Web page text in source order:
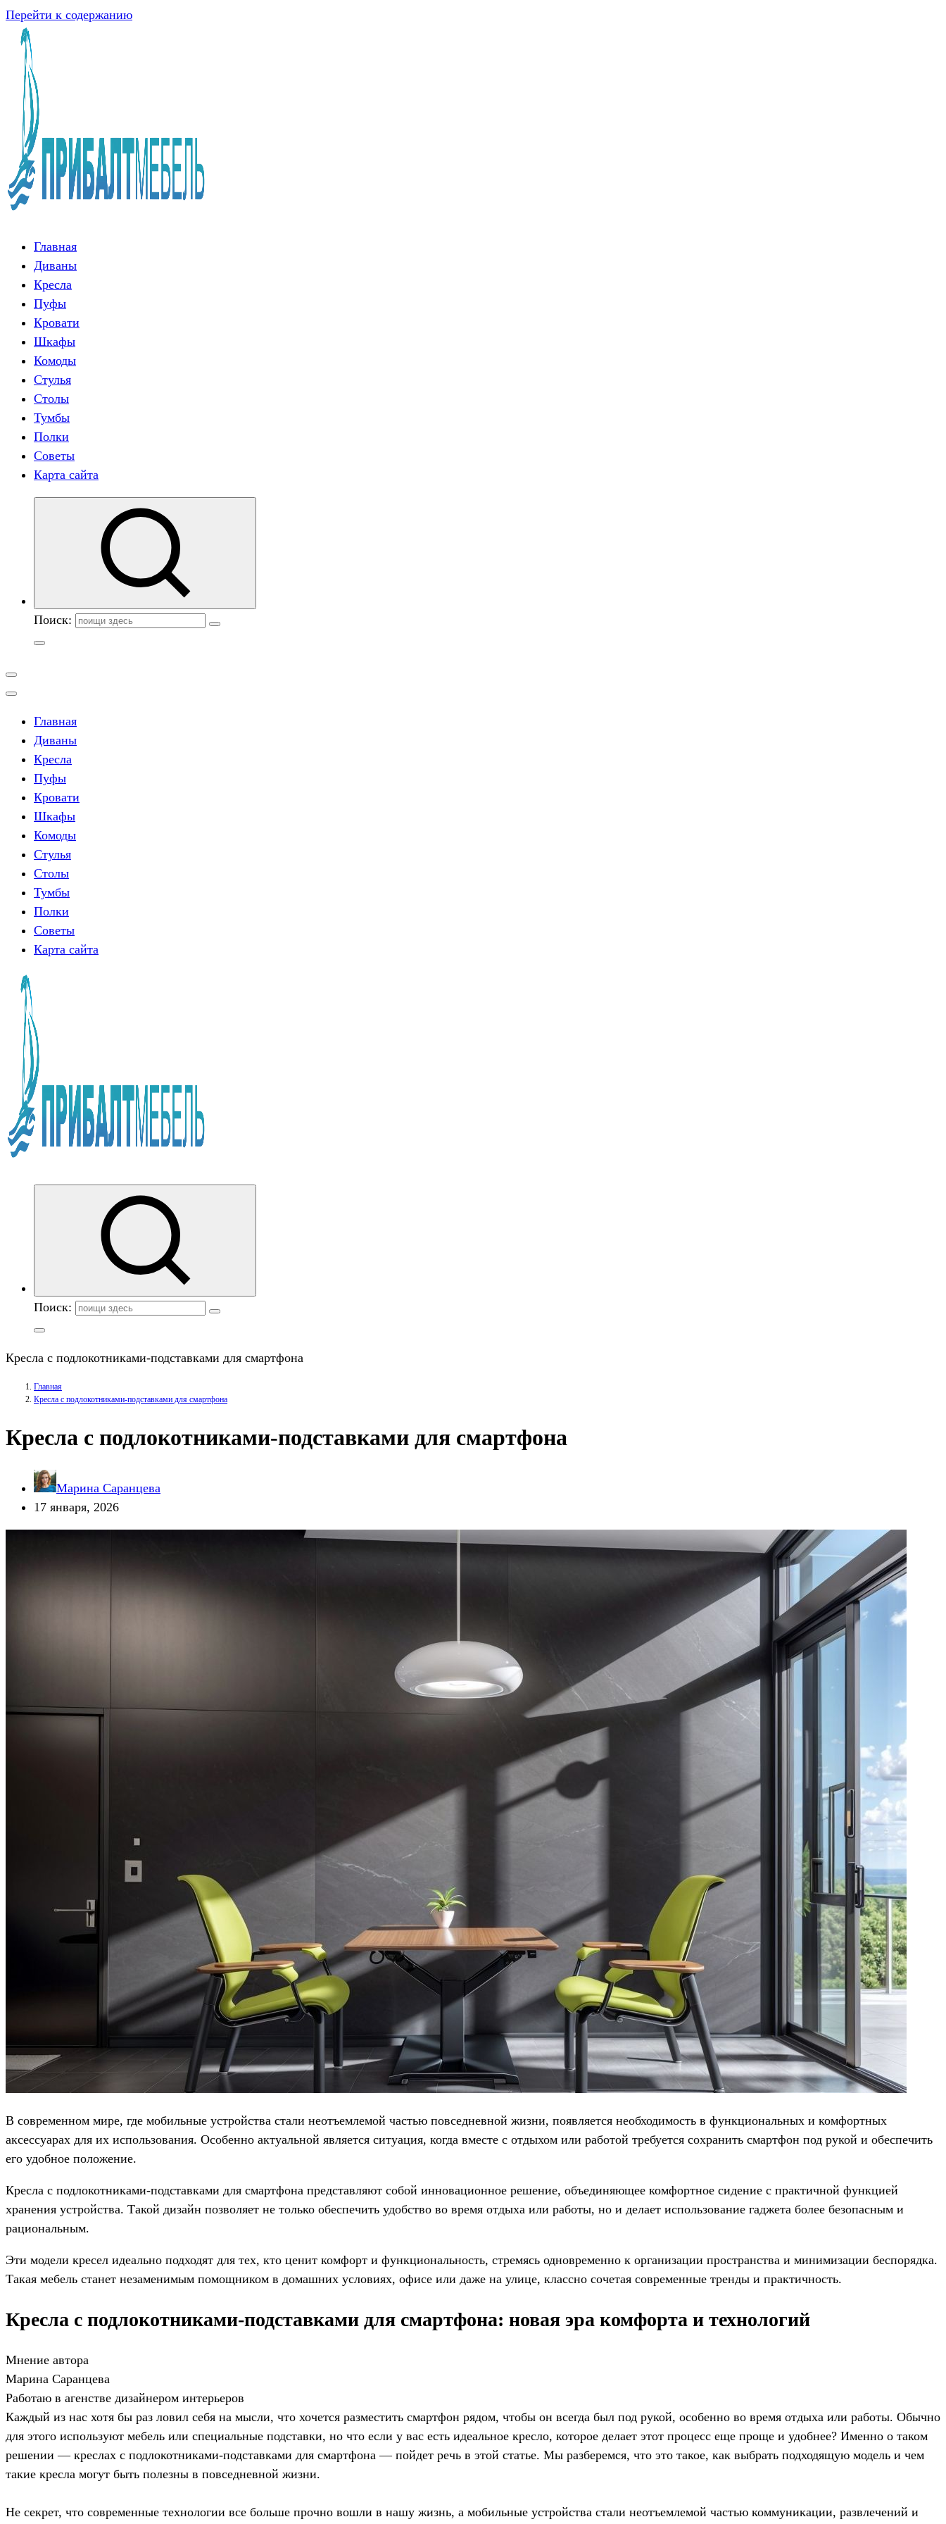
Перейти к содержанию
Главная
Диваны
Кресла
Пуфы
Кровати
Шкафы
Комоды
Стулья
Столы
Тумбы
Полки
Советы
Карта сайта
Поиск:
Главная
Диваны
Кресла
Пуфы
Кровати
Шкафы
Комоды
Стулья
Столы
Тумбы
Полки
Советы
Карта сайта
Поиск:
Кресла с подлокотниками-подставками для смартфона
Главная
Кресла с подлокотниками-подставками для смартфона
Кресла с подлокотниками-подставками для смартфона
Марина Саранцева
17 января, 2026
В современном мире, где мобильные устройства стали неотъемлемой частью повседневной жизни, появляется необходимость в функциональных и комфортных
аксессуарах для их использования. Особенно актуальной является ситуация, когда вместе с отдыхом или работой требуется сохранить смартфон под рукой и обеспечить
его удобное положение.
Кресла с подлокотниками-подставками для смартфона представляют собой инновационное решение, объединяющее комфортное сидение с практичной функцией
хранения устройства. Такой дизайн позволяет не только обеспечить удобство во время отдыха или работы, но и делает использование гаджета более безопасным и
рациональным.
Эти модели кресел идеально подходят для тех, кто ценит комфорт и функциональность, стремясь одновременно к организации пространства и минимизации беспорядка.
Такая мебель станет незаменимым помощником в домашних условиях, офисе или даже на улице, классно сочетая современные тренды и практичность.
Кресла с подлокотниками-подставками для смартфона: новая эра комфорта и технологий
Мнение автора
Марина Саранцева
Работаю в агенстве дизайнером интерьеров
Каждый из нас хотя бы раз ловил себя на мысли, что хочется разместить смартфон рядом, чтобы он всегда был под рукой, особенно во время отдыха или работы. Обычно
для этого используют мебель или специальные подставки, но что если у вас есть идеальное кресло, которое делает этот процесс еще проще и удобнее? Именно о таком
решении — креслах с подлокотниками-подставками для смартфона — пойдет речь в этой статье. Мы разберемся, что это такое, как выбрать подходящую модель и чем
такие кресла могут быть полезны в повседневной жизни.
Не секрет, что современные технологии все больше прочно вошли в нашу жизнь, а мобильные устройства стали неотъемлемой частью коммуникации, развлечений и